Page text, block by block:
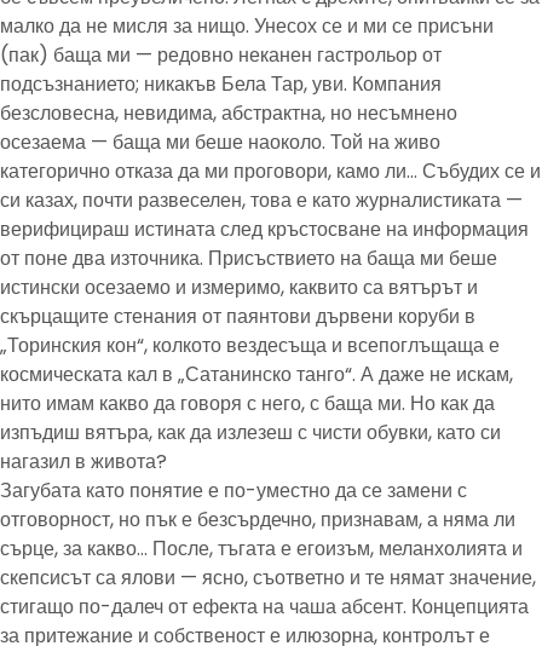
малко да не мисля за нищо. Унесох се и ми се присъни
(пак) баща ми — редовно неканен гастрольор от
подсъзнанието; никакъв Бела Тар, уви. Компания
безсловесна, невидима, абстрактна, но несъмнено
осезаема — баща ми беше наоколо. Той на живо
категорично отказа да ми проговори, камо ли… Събудих се и
си казах, почти развеселен, това е като журналистиката —
верифицираш истината след кръстосване на информация
от поне два източника. Присъствието на баща ми беше
истински осезаемо и измеримо, каквито са вятърът и
скърцащите стенания от паянтови дървени коруби в
„Торинския кон“, колкото вездесъща и всепоглъщаща е
космическата кал в „Сатанинско танго“. А даже не искам,
нито имам какво да говоря с него, с баща ми. Но как да
изпъдиш вятъра, как да излезеш с чисти обувки, като си
нагазил в живота?
Загубата като понятие е по-уместно да се замени с
отговорност, но пък е безсърдечно, признавам, а няма ли
сърце, за какво… После, тъгата е егоизъм, меланхолията и
скепсисът са ялови — ясно, съответно и те нямат значение,
стигащо по-далеч от ефекта на чаша абсент. Концепцията
за притежание и собственост е илюзорна, контролът е